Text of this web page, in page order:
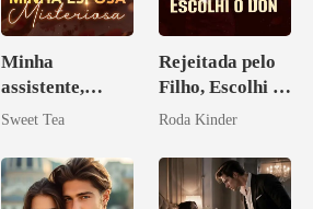
Minha
assistente,
minha esposa
Sweet Tea
Rejeitada pelo
Filho, Escolhi o
Don
Roda Kinder